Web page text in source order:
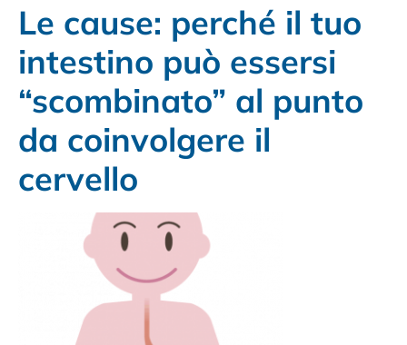
Le cause: perché il tuo
intestino può essersi
“scombinato” al punto
da coinvolgere il
cervello